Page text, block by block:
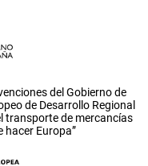
del Gobierno de
de Desarrollo Regional
transporte de mercancías
hacer Europa”